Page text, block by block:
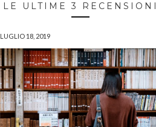
LE ULTIME 3 RECENSIONI
LUGLIO 18, 2019